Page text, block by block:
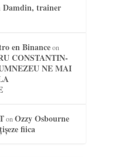
Damdin, trainer
en Binanceon
CONSTANTIN-
NE MAI
onOzzy Osbourne
fiica